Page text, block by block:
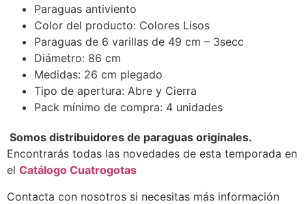
Paraguas antiviento
Color del producto: Colores Lisos
Paraguas de 6 varillas de 49 cm – 3secc
Diámetro: 86 cm
Medidas: 26 cm plegado
Tipo de apertura: Abre y Cierra
Pack mínimo de compra: 4 unidades
Somos distribuidores de paraguas originales.
Encontrarás todas las novedades de esta temporada en
el Catálogo Cuatrogotas
Contacta con nosotros si necesitas más información